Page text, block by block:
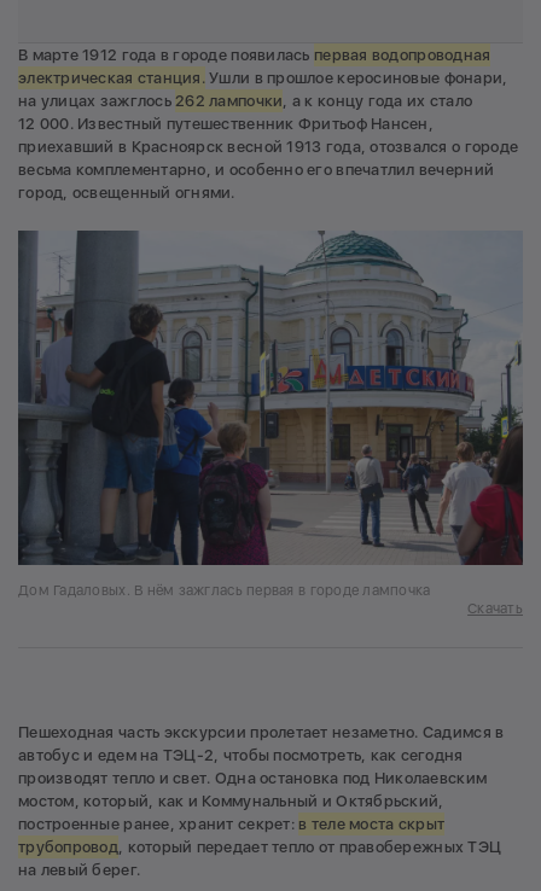
В марте 1912 года в городе появилась первая водопроводная
электрическая станция. Ушли в прошлое керосиновые фонари,
на улицах зажглось 262 лампочки , а к концу года их стало
12 000. Известный путешественник Фритьоф Нансен,
приехавший в Красноярск весной 1913 года, отозвался о городе
весьма комплементарно, и особенно его впечатлил вечерний
город, освещенный огнями.
Дом Гадаловых. В нём зажглась первая в городе лампочка
Скачать
Пешеходная часть экскурсии пролетает незаметно. Садимся в
автобус и едем на ТЭЦ-2, чтобы посмотреть, как сегодня
производят тепло и свет. Одна остановка под Николаевским
мостом, который, как и Коммунальный и Октябрьский,
построенные ранее, хранит секрет: в теле моста скрыт
трубопровод, который передает тепло от правобережных ТЭЦ
на левый берег.